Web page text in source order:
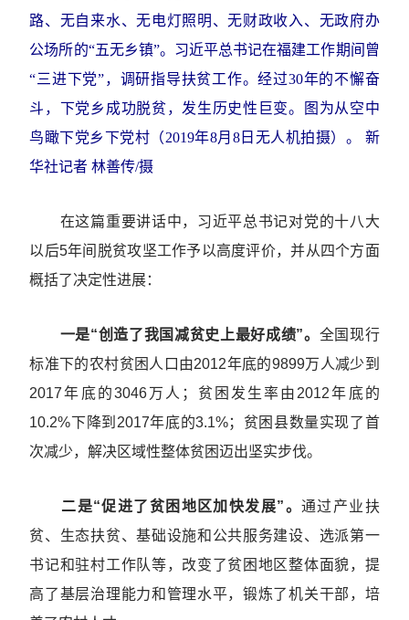
路、无自来水、无电灯照明、无财政收入、无政府办
公场所的“五无乡镇”。习近平总书记在福建工作期间曾
“三进下党”，调研指导扶贫工作。经过30年的不懈奋
斗，下党乡成功脱贫，发生历史性巨变。图为从空中
鸟瞰下党乡下党村（2019年8月8日无人机拍摄）。 新
华社记者 林善传/摄
在这篇重要讲话中，习近平总书记对党的十八大
以后5年间脱贫攻坚工作予以高度评价，并从四个方面
概括了决定性进展：
一是“创造了我国减贫史上最好成绩”。 全国现行
标准下的农村贫困人口由2012年底的9899万人减少到
2017年底的3046万人；贫困发生率由2012年底的
10.2%下降到2017年底的3.1%；贫困县数量实现了首
次减少，解决区域性整体贫困迈出坚实步伐。
二是“促进了贫困地区加快发展”。 通过产业扶
贫、生态扶贫、基础设施和公共服务建设、选派第一
书记和驻村工作队等，改变了贫困地区整体面貌，提
高了基层治理能力和管理水平，锻炼了机关干部，培